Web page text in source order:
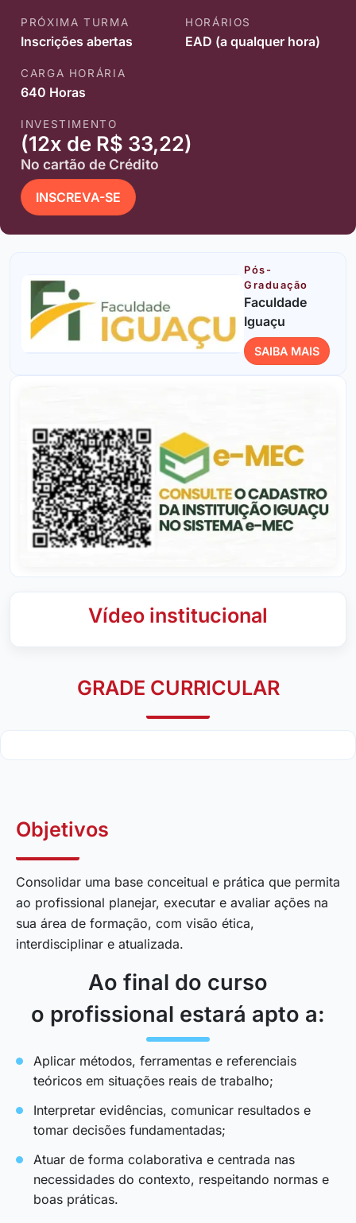
PRÓXIMA TURMA
Inscrições abertas
HORÁRIOS
EAD (a qualquer hora)
CARGA HORÁRIA
640 Horas
INVESTIMENTO
(12x de R$ 33,22)
No cartão de Crédito
INSCREVA-SE
Pós-
Graduação
Faculdade
Iguaçu
SAIBA MAIS
Vídeo institucional
GRADE CURRICULAR
Objetivos
Consolidar uma base conceitual e prática que permita
ao profissional planejar, executar e avaliar ações na
sua área de formação, com visão ética,
interdisciplinar e atualizada.
Ao final do curso
o profissional estará apto a:
Aplicar métodos, ferramentas e referenciais
teóricos em situações reais de trabalho;
Interpretar evidências, comunicar resultados e
tomar decisões fundamentadas;
Atuar de forma colaborativa e centrada nas
necessidades do contexto, respeitando normas e
boas práticas.